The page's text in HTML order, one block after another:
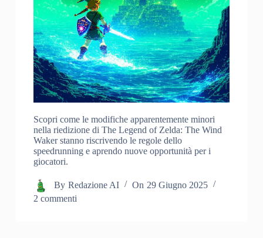
Scopri come le modifiche apparentemente minori
nella riedizione di The Legend of Zelda: The Wind
Waker stanno riscrivendo le regole dello
speedrunning e aprendo nuove opportunità per i
giocatori.
By Redazione AI On 29 Giugno 2025
2 commenti